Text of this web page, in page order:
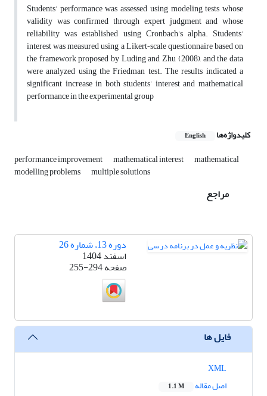
Students’ performance was assessed using modeling tests whose
validity was confirmed through expert judgment and whose
reliability was established using Cronbach’s alpha. Students’
interest was measured using a Likert‑scale questionnaire based on
the framework proposed by Luding and Zhu (2008), and the data
were analyzed using the Friedman test. The results indicated a
significant increase in both students’ interest and mathematical
performance in the experimental group
کلیدواژه‌ها English
performance improvement mathematical interest mathematical
modelling problems multiple solutions
مراجع
دوره 13، شماره 26
اسفند 1404
صفحه255-294
فایل ها
اصل مقاله
1.1 M